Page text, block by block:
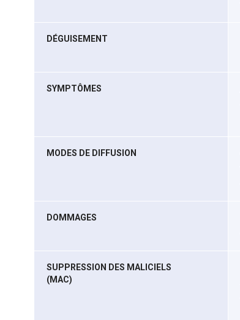
DÉGUISEMENT
SYMPTÔMES
MODES DE DIFFUSION
DOMMAGES
SUPPRESSION DES MALICIELS
(MAC)